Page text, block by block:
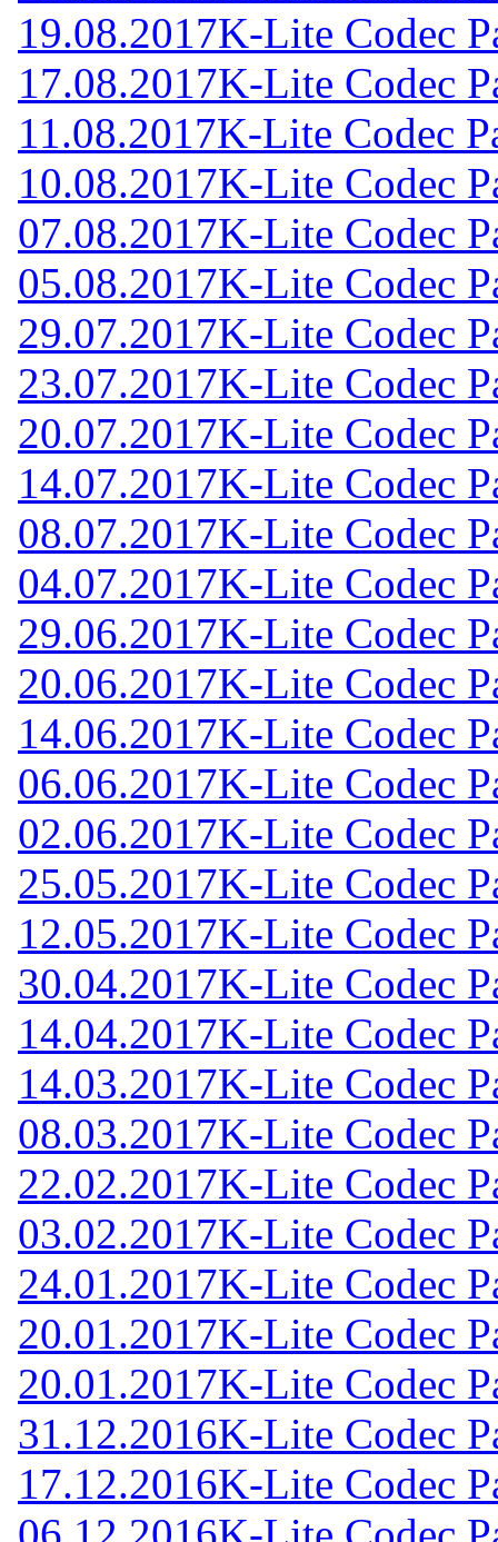
19.08.2017K-Lite Codec
17.08.2017K-Lite Codec
11.08.2017K-Lite Codec
10.08.2017K-Lite Codec
07.08.2017K-Lite Codec
05.08.2017K-Lite Codec
29.07.2017K-Lite Codec
23.07.2017K-Lite Codec
20.07.2017K-Lite Codec
14.07.2017K-Lite Codec
08.07.2017K-Lite Codec
04.07.2017K-Lite Codec
29.06.2017K-Lite Codec
20.06.2017K-Lite Codec
14.06.2017K-Lite Codec
06.06.2017K-Lite Codec
02.06.2017K-Lite Codec
25.05.2017K-Lite Codec
12.05.2017K-Lite Codec
30.04.2017K-Lite Codec
14.04.2017K-Lite Codec
14.03.2017K-Lite Codec
08.03.2017K-Lite Codec
22.02.2017K-Lite Codec
03.02.2017K-Lite Codec
24.01.2017K-Lite Codec
20.01.2017K-Lite Codec
20.01.2017K-Lite Codec
31.12.2016K-Lite Codec
17.12.2016K-Lite Codec